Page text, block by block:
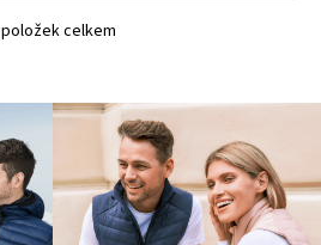
O
l
á
a
c
í
položek celkem